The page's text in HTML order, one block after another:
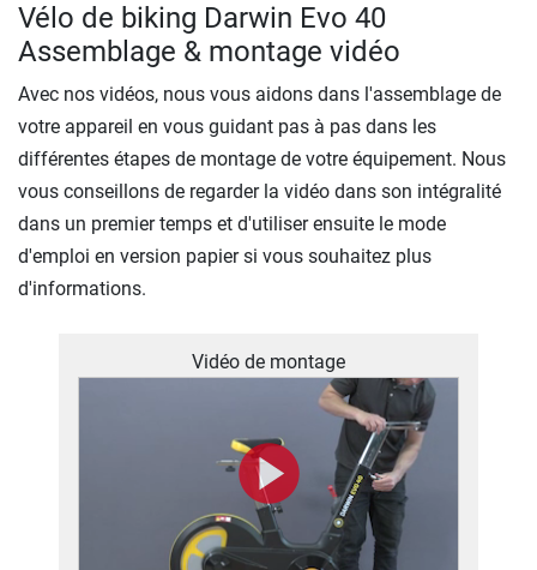
Vélo de biking Darwin Evo 40
Assemblage & montage vidéo
Avec nos vidéos, nous vous aidons dans l'assemblage de
votre appareil en vous guidant pas à pas dans les
différentes étapes de montage de votre équipement. Nous
vous conseillons de regarder la vidéo dans son intégralité
dans un premier temps et d'utiliser ensuite le mode
d'emploi en version papier si vous souhaitez plus
d'informations.
Vidéo de montage